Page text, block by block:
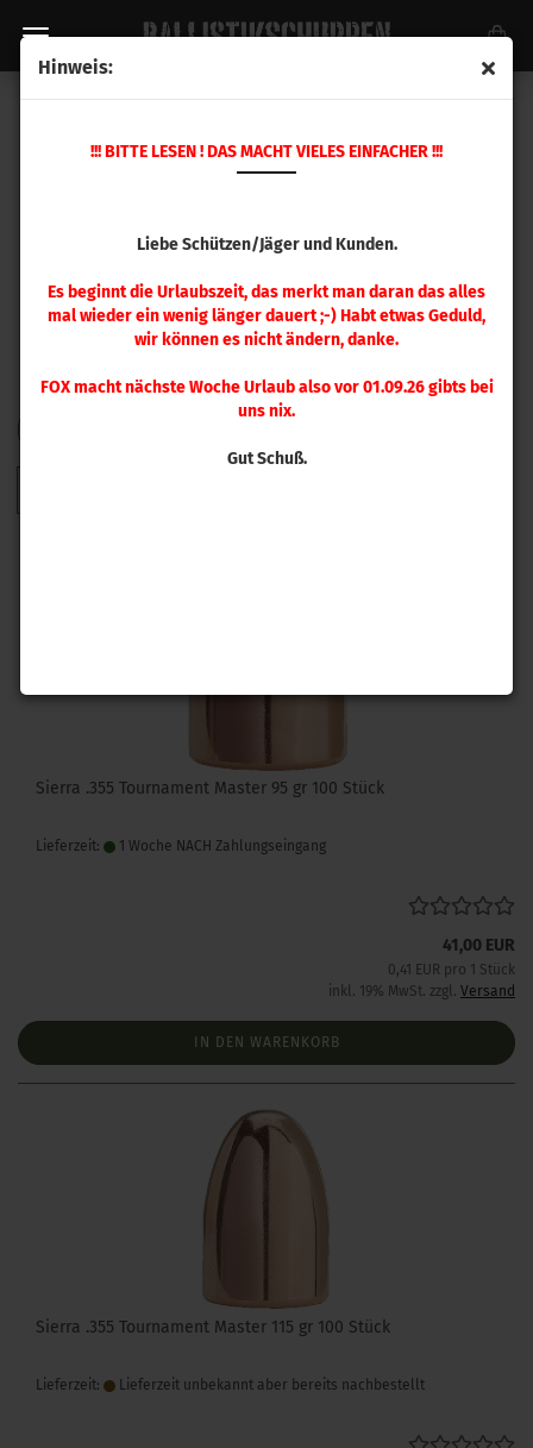
Hinweis:
!!! BITTE LESEN ! DAS MACHT VIELES EINFACHER !!!
Liebe Schützen/Jäger und Kunden.
Es beginnt die Urlaubszeit, das merkt man daran das alles
mal wieder ein wenig länger dauert ;-) Habt etwas Geduld,
wir können es nicht ändern, danke.
FOX macht nächste Woche Urlaub also vor 01.09.26 gibts bei
uns nix.
Gut Schuß.
Sierra .355 Tournament Master 95 gr 100 Stück
Lieferzeit: 1 Woche NACH Zahlungseingang
41,00 EUR
0,41 EUR pro 1 Stück
inkl. 19% MwSt. zzgl. Versand
IN DEN WARENKORB
Sierra .355 Tournament Master 115 gr 100 Stück
Lieferzeit: Lieferzeit unbekannt aber bereits nachbestellt